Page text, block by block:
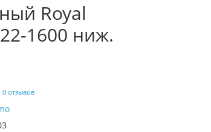
Royal
1600 ниж.
0 отзывов